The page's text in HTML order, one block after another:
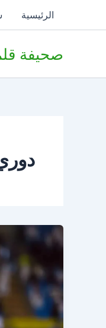
الرئيسية
صحيفة